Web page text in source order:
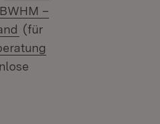
Extern:
BWHM –
(Öffnet in neuem Fenster)
(für